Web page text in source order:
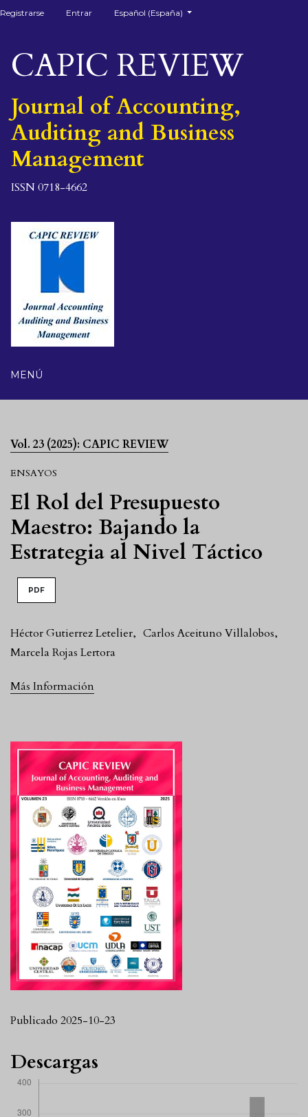
Registrarse Entrar Español (España)
CAPIC REVIEW
Journal of Accounting,
Auditing and Business
Management
ISSN 0718-4662
MENÚ
Vol. 23 (2025): CAPIC REVIEW
ENSAYOS
El Rol del Presupuesto
Maestro: Bajando la
Estrategia al Nivel Táctico
PDF
Héctor Gutierrez Letelier, Carlos Aceituno Villalobos,
Marcela Rojas Lertora
Más Información
Publicado 2025-10-23
Descargas